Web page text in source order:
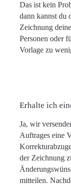
Das ist kein
dann kannst du
Zeichnung
Personen oder
Vorlage zu
Erhalte ich
Ja, wir
Auftrages eine
der Zeichnung
mitteilen.